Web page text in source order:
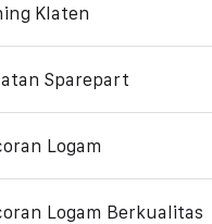
Klaten
Logam
Logam Berkualitas